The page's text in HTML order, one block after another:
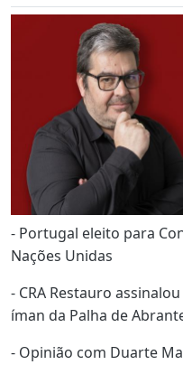
- Portugal eleito para
Nações Unidas
- CRA Restauro
íman da Palha de
- Opinião com Duarte